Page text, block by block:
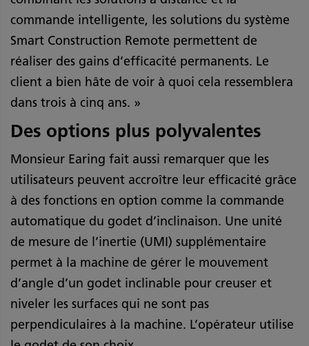
commande intelligente, les solutions du système
Smart Construction Remote permettent de
réaliser des gains d’efficacité permanents. Le
client a bien hâte de voir à quoi cela ressemblera
dans trois à cinq ans. »
Des options plus polyvalentes
Monsieur Earing fait aussi remarquer que les
utilisateurs peuvent accroître leur efficacité grâce
à des fonctions en option comme la commande
automatique du godet d’inclinaison. Une unité
de mesure de l’inertie (UMI) supplémentaire
permet à la machine de gérer le mouvement
d’angle d’un godet inclinable pour creuser et
niveler les surfaces qui ne sont pas
perpendiculaires à la machine. L’opérateur utilise